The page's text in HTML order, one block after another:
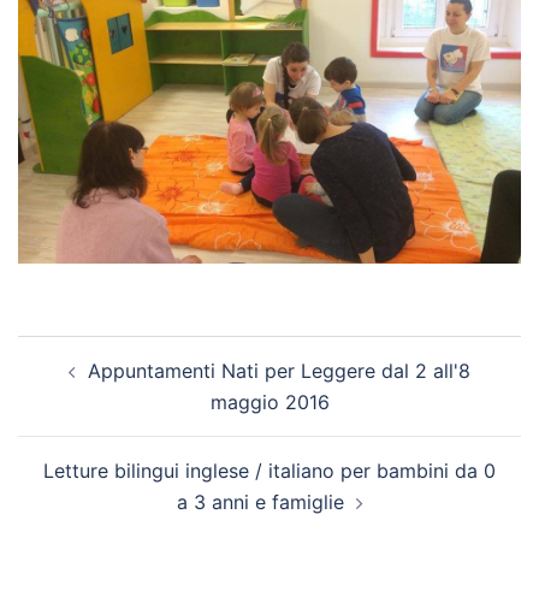
articoloAppuntamenti Nati per Leggere dal 2 all'8
maggio 2016
Letture bilingui inglese / italiano per bambini da 0
a 3 anni e famiglie